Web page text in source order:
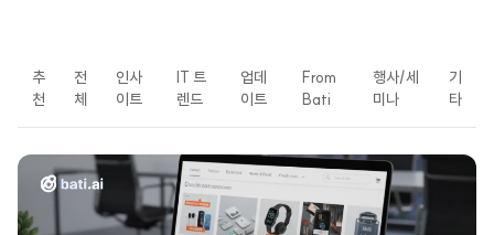
추
천
전
체
인사
이트
IT 트
렌드
업데
이트
From
Bati
행사/세
미나
기
타
LATEST